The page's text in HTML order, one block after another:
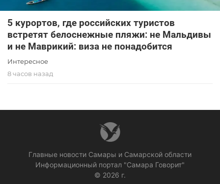
5 курортов, где российских туристов
встретят белоснежные пляжи: не Мальдивы
и не Маврикий: виза не понадобится
Интересное
8 часов назад
Главные новости Самары и Самарской области
Информационный портал "Самара Говорит"
© 2026 г.